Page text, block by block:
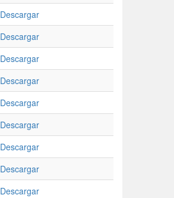
Descargar
Descargar
Descargar
Descargar
Descargar
Descargar
Descargar
Descargar
Descargar